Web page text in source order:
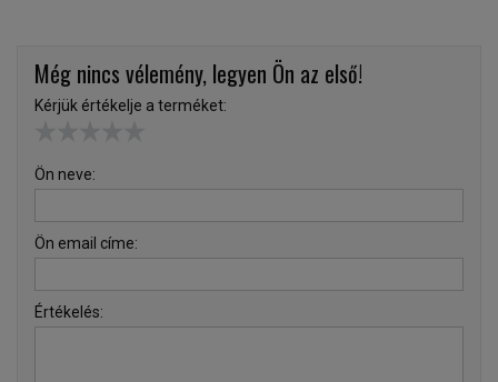
Még nincs vélemény, legyen Ön az első!
Kérjük értékelje a terméket:
Ön neve:
Ön email címe:
Értékelés: